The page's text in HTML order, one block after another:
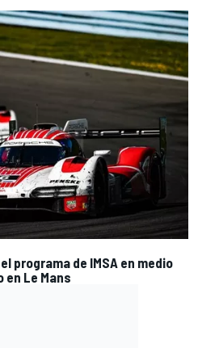
programa de IMSA en medio
Le Mans